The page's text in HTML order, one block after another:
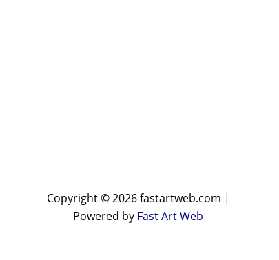
Copyright © 2026 fastartweb.com |
Powered by Fast Art Web